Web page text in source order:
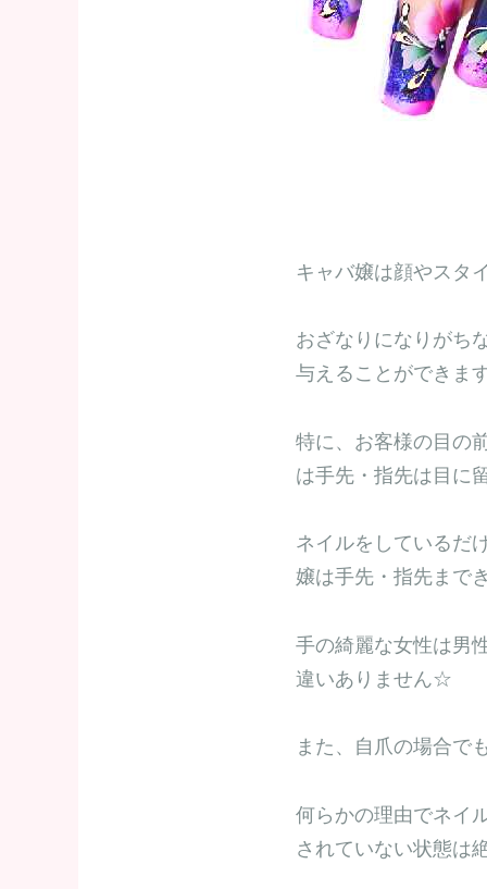
キャバ嬢は顔やスタ
おざなりになりがち
与えることができま
特に、お客様の目の
は手先・指先は目に
ネイルをしているだ
嬢は手先・指先まで
手の綺麗な女性は男
違いありません☆
また、自爪の場合で
何らかの理由でネイ
されていない状態は